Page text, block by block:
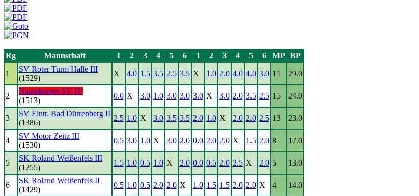
Rg Mannschaft 1 2 3 4 5 6 1 2 3 4 5 6 MP BP
1
SV Roter Turm Halle III
(1529)
X 4.0 1.5 3.5 2.5 3.5 X 1.0 2.0 4.0 4.0 3.0 15 29.0
2
Naumburger SV IV
(1513)
0.0 X 3.0 1.0 3.0 3.0 3.0 X 3.0 2.0 3.5 2.5 15 24.0
3
SV Eintr. Bad Dürrenberg II
(1386)
2.5 1.0 X 3.0 3.5 3.5 2.0 1.0 X 2.0 2.0 2.5 13 23.0
4
SV Motor Zeitz III
(1530)
0.5 3.0 1.0 X 3.0 2.0 0.0 2.0 2.0 X 1.5 2.0 8 17.0
5
SK Roland Weißenfels III
(1255)
1.5 1.0 0.5 1.0 X 2.0 0.0 0.5 2.0 2.5 X 2.0 5 13.0
6
SK Roland Weißenfels II
(1429)
0.5 1.0 0.5 2.0 2.0 X 1.0 1.5 1.5 2.0 2.0 X 4
14.0